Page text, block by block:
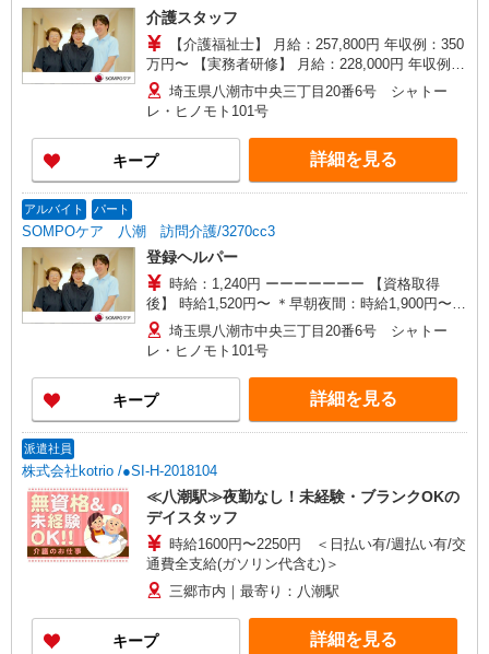
介護スタッフ
【介護福祉士】 月給：257,800円 年収例：350
万円〜 【実務者研修】 月給：228,000円 年収例：
311万円〜 【初任者研修】 月給：219,200円 年収
例：300万円〜 ※職務手当、働きがい向上手当、
日祝手当（月平均2回分）等、毎月平均的に支払わ
れる手当を含みます。 ※介護福祉士のみ、特別職
務手当も含む ◎残業時は別途時間外手当支給（超
過1分〜） ◎賞与 基本給2.08ヶ月分/年支給
埼玉県八潮市中央三丁目20番6号 シャトー
レ・ヒノモト101号
キープ 詳細を見る
アルバイト パート
SOMPOケア 八潮 訪問介護/3270cc3
登録ヘルパー
時給：1,240円 ーーーーーーー 【資格取得
後】 時給1,520円〜 ＊早朝夜間：時給1,900円〜
＊日曜祝日：時給1,820円〜 ーーーーーーー
埼玉県八潮市中央三丁目20番6号 シャトー
レ・ヒノモト101号
キープ 詳細を見る
派遣社員
株式会社kotrio /●SI-H-2018104
≪八潮駅≫夜勤なし！未経験・ブランクOKの
デイスタッフ
時給1600円〜2250円 ＜日払い有/週払い有/交
通費全支給(ガソリン代含む)＞
三郷市内｜最寄り：八潮駅
キープ 詳細を見る